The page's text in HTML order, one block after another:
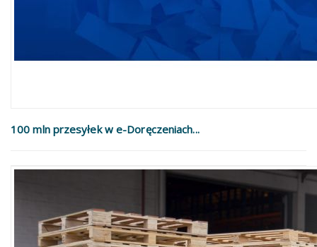
100 mln przesyłek w e-Doręczeniach...